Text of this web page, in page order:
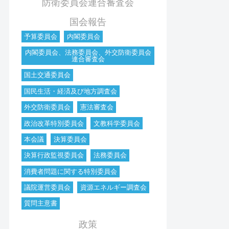
国会報告
予算委員会
内閣委員会
内閣委員会、法務委員会、外交防衛委員会
連合審査会
国土交通委員会
国民生活・経済及び地方調査会
外交防衛委員会
憲法審査会
政治改革特別委員会
文教科学委員会
本会議
決算委員会
決算行政監視委員会
法務委員会
消費者問題に関する特別委員会
議院運営委員会
資源エネルギー調査会
質問主意書
政策